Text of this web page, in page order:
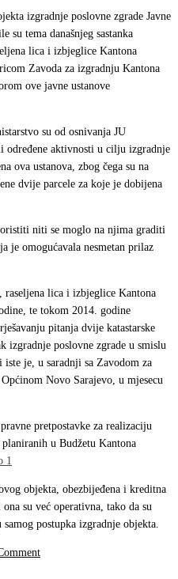
izgradnje poslovne zgrade Javne
su tema današnjeg sastanka
lica i izbjeglice Kantona
Zavoda za izgradnju Kantona
ove javne ustanove
su od osnivanja JU
određene aktivnosti u cilju izgradnje
ova ustanova, zbog čega su na
dvije parcele za koje je dobijena
niti se moglo na njima graditi
je omogućavala nesmetan prilaz
lica i izbjeglice Kantona
te tokom 2014. godine
pitanja dvije katastarske
izgradnje poslovne zgrade u smislu
je, u saradnji sa Zavodom za
Novo Sarajevo, u mjesecu
pretpostavke za realizaciju
u Budžetu Kantona
objekta, obezbijeđena i kreditna
su već operativna, tako da su
postupka izgradnje objekta.